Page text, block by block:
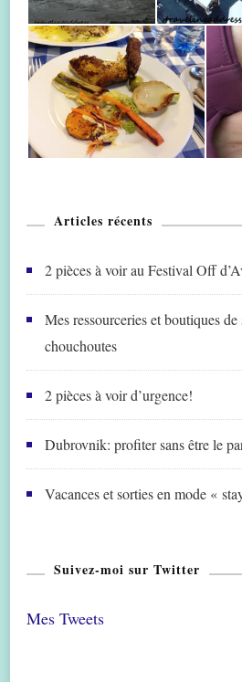
Articles récents
2 pièces à voir au Festival Off
Mes ressourceries et boutiques de
chouchoutes
2 pièces à voir d’urgence!
Dubrovnik: profiter sans être le
Vacances et sorties en mode «
Suivez-moi sur Twitter
Mes Tweets